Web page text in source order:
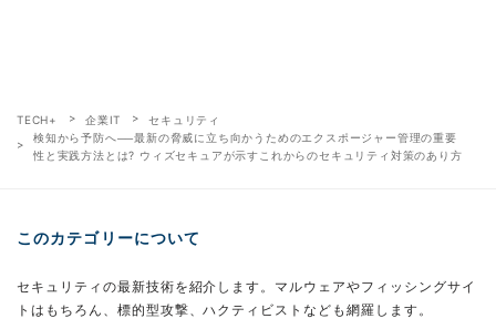
TECH+ 企業IT
セキュリティ
検知から予防へ──最新の脅威に立ち向かうためのエクスポージャー管理の重要
性と実践方法とは? ウィズセキュアが示すこれからのセキュリティ対策のあり方
このカテゴリーについて
セキュリティの最新技術を紹介します。マルウェアやフィッシングサイ
トはもちろん、標的型攻撃、ハクティビストなども網羅します。